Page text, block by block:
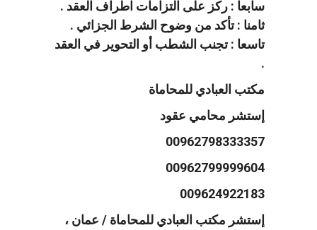
سابعا : ركز على التزامات اطراف العقد .
ثامنا : تأكد من وضوح الشرط الجزائي .
تاسعا : تجنب الشطب أو التحوير في العقد
.
مكتب العبادي للمحاماة
إستشر محامي عقود
00962798333357
00962799999604
009624922183
إستشر مكتب العبادي للمحاماة / عمان ،